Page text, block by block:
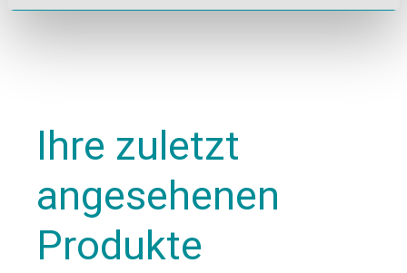
Ihre zuletzt
angesehenen
Produkte